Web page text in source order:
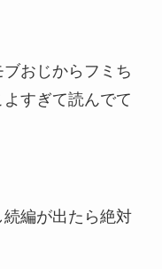
おじからフミち
すぎて読んでて
編が出たら絶対